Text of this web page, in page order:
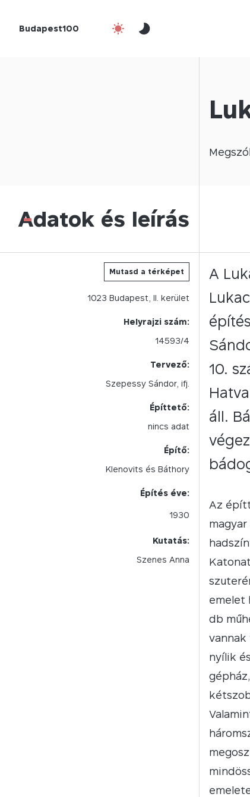
Budapest100
Adatok és leírás
-
Mutasd a térképet
1023 Budapest, II. kerület
Helyrajzi szám:
14593/4
Tervező:
Szepessy Sándor, ifj.
Építtető:
nincs adat
Építő:
Klenovits és Báthory
Építés éve:
1930
Kutatás:
Szenes Anna
A
10.
áll.
Az
emelet
db
nyílik